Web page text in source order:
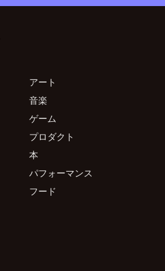
アート
音楽
ゲーム
プロダクト
本
パフォーマンス
フード